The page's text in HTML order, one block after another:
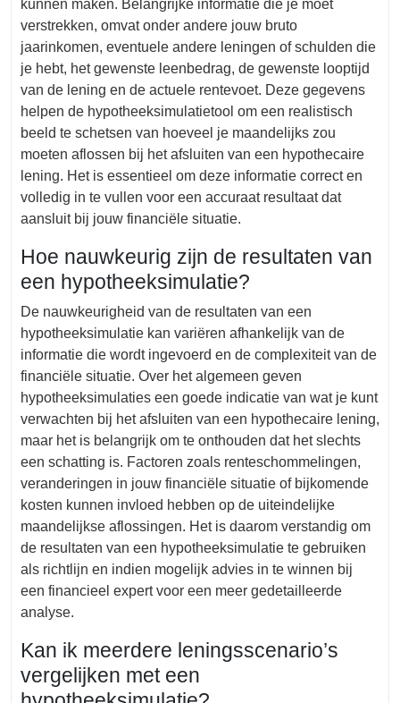
kunnen maken. Belangrijke informatie die je moet
verstrekken, omvat onder andere jouw bruto
jaarinkomen, eventuele andere leningen of schulden die
je hebt, het gewenste leenbedrag, de gewenste looptijd
van de lening en de actuele rentevoet. Deze gegevens
helpen de hypotheeksimulatietool om een realistisch
beeld te schetsen van hoeveel je maandelijks zou
moeten aflossen bij het afsluiten van een hypothecaire
lening. Het is essentieel om deze informatie correct en
volledig in te vullen voor een accuraat resultaat dat
aansluit bij jouw financiële situatie.
Hoe nauwkeurig zijn de resultaten van
een hypotheeksimulatie?
De nauwkeurigheid van de resultaten van een
hypotheeksimulatie kan variëren afhankelijk van de
informatie die wordt ingevoerd en de complexiteit van de
financiële situatie. Over het algemeen geven
hypotheeksimulaties een goede indicatie van wat je kunt
verwachten bij het afsluiten van een hypothecaire lening,
maar het is belangrijk om te onthouden dat het slechts
een schatting is. Factoren zoals renteschommelingen,
veranderingen in jouw financiële situatie of bijkomende
kosten kunnen invloed hebben op de uiteindelijke
maandelijkse aflossingen. Het is daarom verstandig om
de resultaten van een hypotheeksimulatie te gebruiken
als richtlijn en indien mogelijk advies in te winnen bij
een financieel expert voor een meer gedetailleerde
analyse.
Kan ik meerdere leningsscenario’s
vergelijken met een